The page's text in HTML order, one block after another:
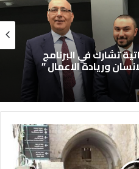
جمعية الصحفيين الإماراتية تشارك في البرنامج
الانسان وريادة الاعمال ”